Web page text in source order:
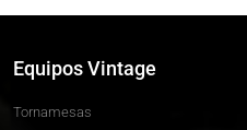
Equipos Vintage
Tornamesas